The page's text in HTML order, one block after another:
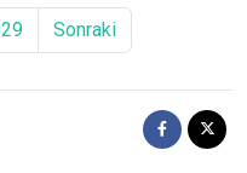
Sonraki